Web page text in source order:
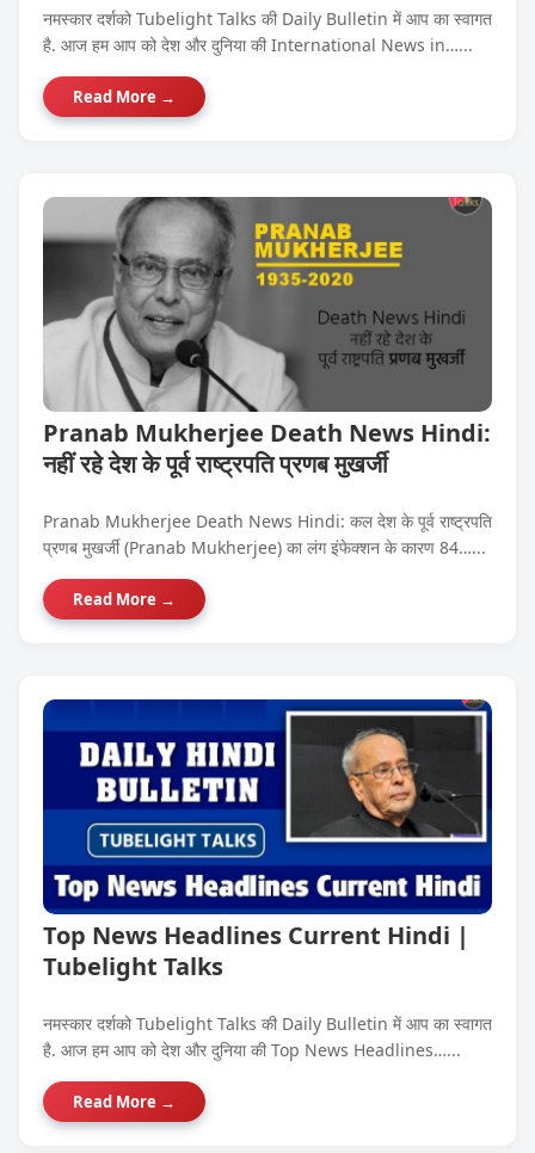
नमस्कार दर्शको Tubelight Talks की Daily Bulletin में आप का स्वागत
है. आज हम आप को देश और दुनिया की International News in…...
Read More →
Pranab Mukherjee Death News Hindi:
नहीं रहे देश के पूर्व राष्ट्रपति प्रणब मुखर्जी
Pranab Mukherjee Death News Hindi: कल देश के पूर्व राष्ट्रपति
प्रणब मुखर्जी (Pranab Mukherjee) का लंग इंफेक्शन के कारण 84…...
Read More →
Top News Headlines Current Hindi |
Tubelight Talks
नमस्कार दर्शको Tubelight Talks की Daily Bulletin में आप का स्वागत
है. आज हम आप को देश और दुनिया की Top News Headlines…...
Read More →